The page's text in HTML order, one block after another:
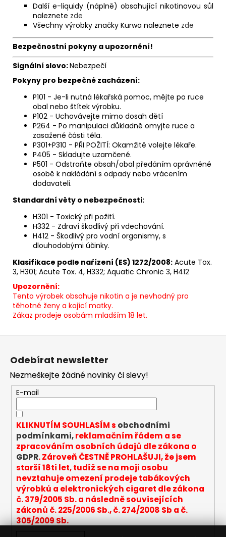
Další e-liquidy (náplně) obsahující nikotinovou sůl
naleznete zde
Všechny výrobky značky Kurwa naleznete zde
Bezpečnostní pokyny a upozornění!
Signální slovo:Nebezpečí
Pokyny pro bezpečné zacházení:
P101 - Je-li nutná lékařská pomoc, mějte po ruce
obal nebo štítek výrobku.
P102 - Uchovávejte mimo dosah dětí
P264 - Po manipulaci důkladně omyjte ruce a
zasažené části těla.
P301+P310 - PŘI POŽITÍ: Okamžitě volejte lékaře.
P405 - Skladujte uzamčené.
P501 - Odstraňte obsah/obal předáním oprávněné
osobě k nakládání s odpady nebo vrácením
dodavateli.
Standardní věty o nebezpečnosti:
H301 - Toxický při požití.
H332 - Zdraví škodlivý při vdechování.
H412 - Škodlivý pro vodní organismy, s
dlouhodobými účinky.
Klasifikace podle nařízení (ES) 1272/2008: Acute Tox.
3, H301; Acute Tox. 4, H332; Aquatic Chronic 3, H412
Upozornění:
Tento výrobek obsahuje nikotin a je nevhodný pro
těhotné ženy a kojící matky.
Zákaz prodeje osobám mladším 18 let.
Z
Odebírat newsletter
Nezmeškejte žádné novinky či slevy!
E-mail
KLIKNUTÍM SOUHLASÍM s obchodními
podmínkami,reklamačním řádem a se
zpracováním osobních údajů dle zákona o
GDPR. Zároveň ČESTNĚ PROHLAŠUJI, že jsem
starší 18ti let, tudíž se na moji osobu
nevztahuje omezení prodeje tabákových
výrobků a elektronických cigaret dle zákona
č. 379/2005 Sb. a následně souvisejících
zákonů č. 225/2006 Sb., č. 274/2008 Sb a č.
305/2009 Sb.